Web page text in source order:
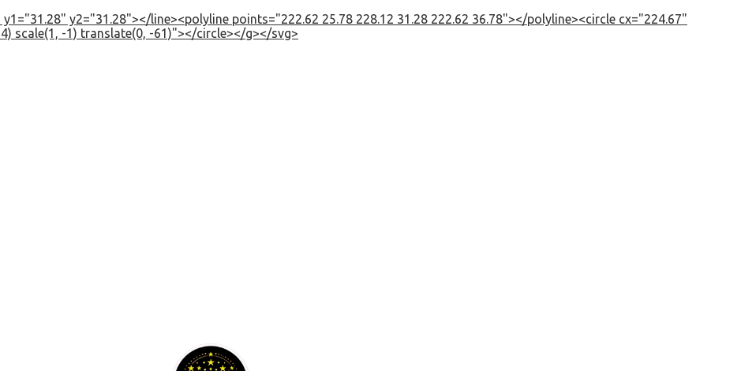
y2="31.28"></line><polyline points="222.62 25.78 228.12 31.28 222.62 36.78"></polyline><circle cx="224.67"
scale(1, -1) translate(0, -61)"></circle></g></svg>